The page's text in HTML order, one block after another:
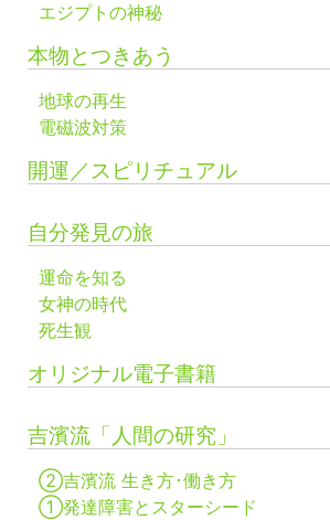
エジプトの神秘
本物とつきあう
地球の再生
電磁波対策
開運／スピリチュアル
自分発見の旅
運命を知る
女神の時代
死生観
オリジナル電子書籍
吉濱流「人間の研究」
②吉濱流 生き方･働き方
①発達障害とスターシード